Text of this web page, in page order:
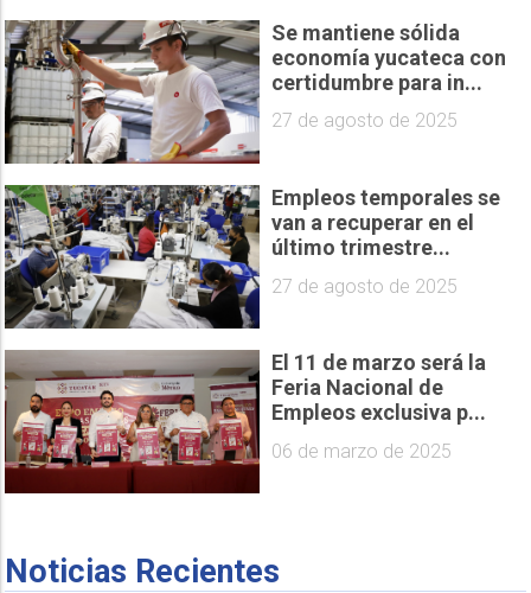
Se mantiene sólida
economía yucateca con
certidumbre para in...
27 de agosto de 2025
Empleos temporales se
van a recuperar en el
último trimestre...
27 de agosto de 2025
El 11 de marzo será la
Feria Nacional de
Empleos exclusiva p...
06 de marzo de 2025
Noticias Recientes